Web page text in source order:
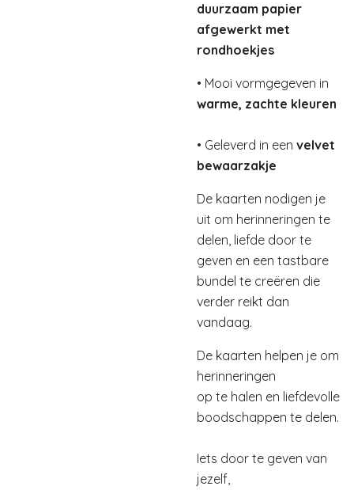
duurzaam papier
afgewerkt met
rondhoekjes
• Mooi vormgegeven in
warme, zachte kleuren
• Geleverd in een velvet
bewaarzakje
De kaarten nodigen je
uit om herinneringen te
delen, liefde door te
geven en een tastbare
bundel te creëren die
verder reikt dan
vandaag.
De kaarten helpen je om
herinneringen
op te halen en liefdevolle
boodschappen te delen.
Iets door te geven van
jezelf,